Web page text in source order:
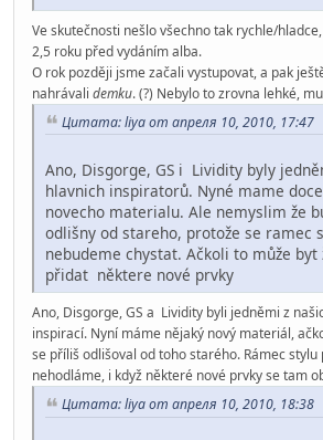
Ve skutečnosti nešlo všechno tak rychle/
2,5 roku před vydáním alba.
O rok později jsme začali vystupovat, a pak
nahrávali demku. (?) Nebylo to zrovna lehké,
Цитата: liya от апреля 10, 2010, 17:47
Ano, Disgorge, GS i Lividity byly
hlavnich inspiratorů. Nyné mame
novecho materialu. Ale nemyslim že
odlišny od stareho, protože se ramec
nebudeme chystat. Ačkoli to může byt
přidat některe nové prvky
Ano, Disgorge, GS a Lividity byli jedněmi z
inspirací. Nyní máme nějaký nový materiál,
se příliš odlišoval od toho starého. Rámec
nehodláme, i když některé nové prvky se tam
Цитата: liya от апреля 10, 2010, 18:38